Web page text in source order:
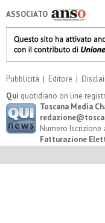
ASSOCIATO
Pubblicità | Editore |
Qui quotidiano on line
Toscana Media
Numero Iscrizione
Fatturazione